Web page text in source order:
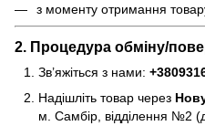
з моменту отримання
2. Процедура обміну/
Зв’яжіться з нами:
Надішліть товар через
м. Самбір, відділення №2